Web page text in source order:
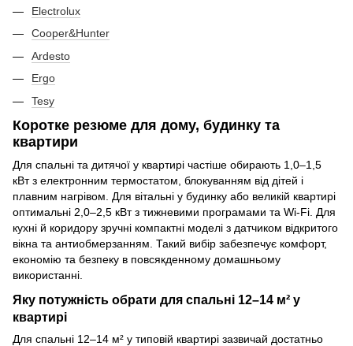
Electrolux
Cooper&Hunter
Ardesto
Ergo
Tesy
Коротке резюме для дому, будинку та
квартири
Для спальні та дитячої у квартирі частіше обирають 1,0–1,5
кВт з електронним термостатом, блокуванням від дітей і
плавним нагрівом. Для вітальні у будинку або великій квартирі
оптимальні 2,0–2,5 кВт з тижневими програмами та Wi-Fi. Для
кухні й коридору зручні компактні моделі з датчиком відкритого
вікна та антиобмерзанням. Такий вибір забезпечує комфорт,
економію та безпеку в повсякденному домашньому
використанні.
Яку потужність обрати для спальні 12–14 м² у
квартирі
Для спальні 12–14 м² у типовій квартирі зазвичай достатньо